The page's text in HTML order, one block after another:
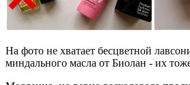
На фото не хватает бесцветной
миндального масла от Биолан - их